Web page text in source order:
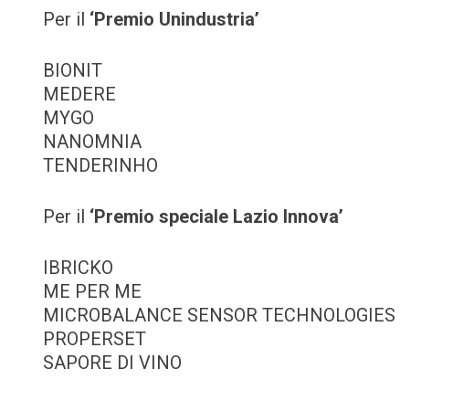
Per il ‘Premio Unindustria’
BIONIT
MEDERE
MYGO
NANOMNIA
TENDERINHO
Per il ‘Premio speciale Lazio Innova’
IBRICKO
ME PER ME
MICROBALANCE SENSOR TECHNOLOGIES
PROPERSET
SAPORE DI VINO